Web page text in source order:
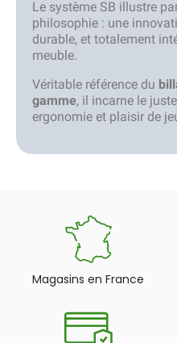
Le système SB illustre
philosophie : une
durable, et totalement
meuble.
Véritable référence du
gamme, il incarne le
ergonomie et plaisir de
Magasins en France